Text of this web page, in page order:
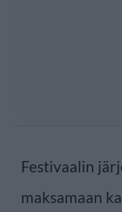
Festivaalin
maksamaan